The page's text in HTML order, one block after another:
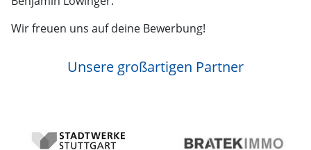
Wir freuen uns auf deine Bewerbung!
Unsere großartigen Partner